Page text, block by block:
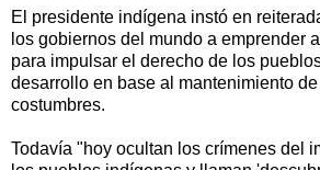
El presidente indígena instó en
los gobiernos del mundo a emprender
para impulsar el derecho de los
desarrollo en base al mantenimiento
costumbres.
Todavía "hoy ocultan los crímenes del